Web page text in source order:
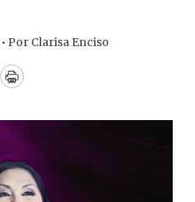
Por Clarisa Enciso
Print